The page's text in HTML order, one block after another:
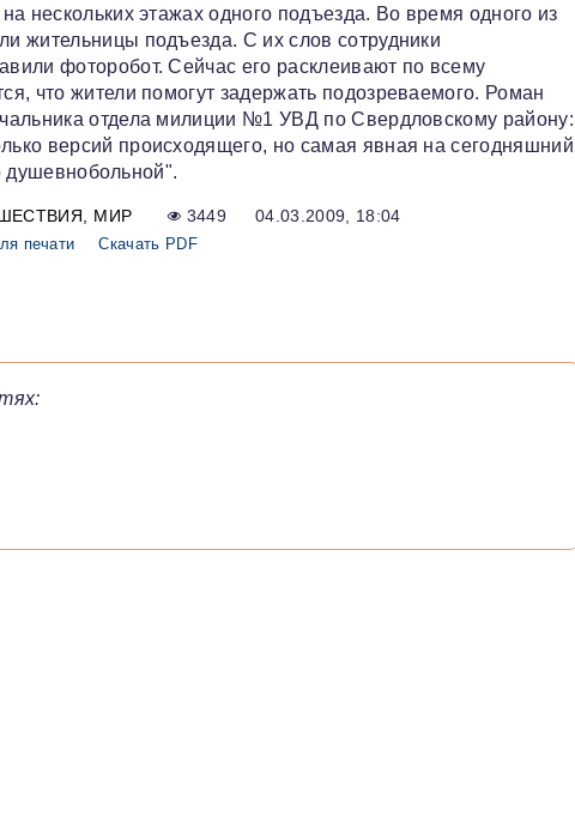
нескольких этажах одного подъезда. Во время одного из
жительницы подъезда. С их слов сотрудники
фоторобот. Сейчас его расклеивают по всему
что жители помогут задержать подозреваемого. Роман
отдела милиции №1 УВД по Свердловскому району:
версий происходящего, но самая явная на сегодняшний
душевнобольной".
МИР 3449 04.03.2009, 18:04
печати Скачать PDF